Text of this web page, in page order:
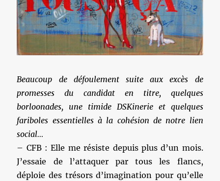
Beaucoup de défoulement suite aux excès de
promesses du candidat en titre, quelques
borloonades, une timide DSKinerie et quelques
fariboles essentielles à la cohésion de notre lien
social…
– CFB : Elle me résiste depuis plus d’un mois.
J’essaie de l’attaquer par tous les flancs,
déploie des trésors d’imagination pour qu’elle